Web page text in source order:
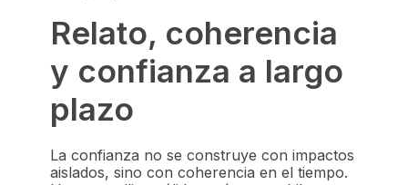
Relato, coherencia
y confianza a largo
plazo
La confianza no se construye con impactos
aislados, sino con coherencia en el tiempo.